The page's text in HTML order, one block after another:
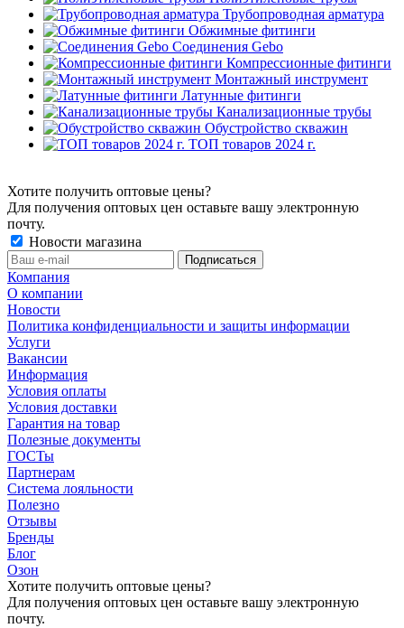
Трубопроводная арматура
Обжимные фитинги
Соединения Gebo
Компрессионные фитинги
Монтажный инструмент
Латунные фитинги
Канализационные трубы
Обустройство скважин
ТОП товаров 2024 г.
Хотите получить оптовые цены?
Для получения оптовых цен оставьте вашу электронную
почту.
Новости магазина
Компания
О компании
Новости
Политика конфиденциальности и защиты информации
Услуги
Вакансии
Информация
Условия оплаты
Условия доставки
Гарантия на товар
Полезные документы
ГОСТы
Партнерам
Система лояльности
Полезно
Отзывы
Бренды
Блог
Озон
Хотите получить оптовые цены?
Для получения оптовых цен оставьте вашу электронную
почту.